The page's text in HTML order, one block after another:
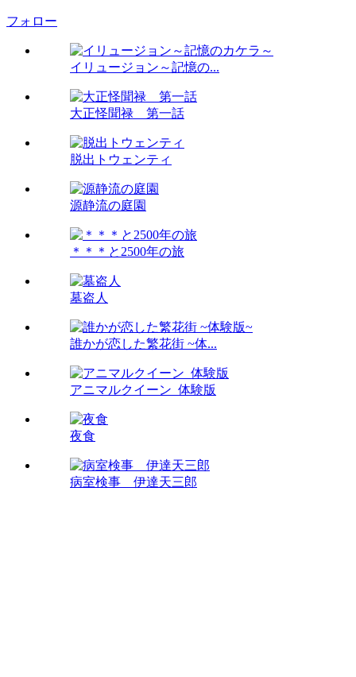
フォロー
イリュージョン～記憶の...
大正怪聞禄 第一話
脱出トウェンティ
源静流の庭園
＊＊＊と2500年の旅
墓盗人
誰かが恋した繁花街 ~体...
アニマルクイーン_体験版
夜食
病室検事 伊達天三郎